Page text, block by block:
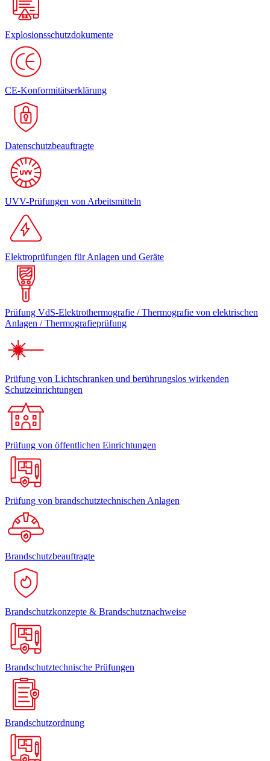
Explosionsschutzdokumente
CE-Konformitätserklärung
Datenschutzbeauftragte
UVV-Prüfungen von Arbeitsmitteln
Elektroprüfungen für Anlagen und Geräte
Prüfung VdS-Elektrothermografie / Thermografie von elektrischen
Anlagen / Thermografieprüfung
Prüfung von Lichtschranken und berührungslos wirkenden
Schutzeinrichtungen
Prüfung von öffentlichen Einrichtungen
Prüfung von brandschutztechnischen Anlagen
Brandschutzbeauftragte
Brandschutzkonzepte & Brandschutznachweise
Brandschutztechnische Prüfungen
Brandschutzordnung